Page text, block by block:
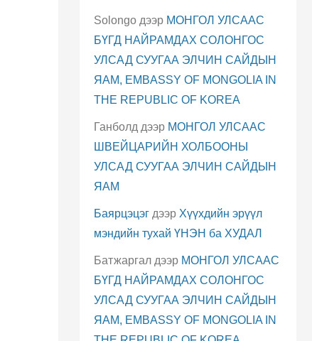
Solongoдээр МОНГОЛ УЛСААС
БҮГД НАЙРАМДАХ СОЛОНГОС
УЛСАД СУУГАА ЭЛЧИН САЙДЫН
ЯАМ, EMBASSY OF MONGOLIA IN
THE REPUBLIC OF KOREA
Ганболд дээр МОНГОЛ УЛСААС
ШВЕЙЦАРИЙН ХОЛБООНЫ
УЛСАД СУУГАА ЭЛЧИН САЙДЫН
ЯАМ
Баярцэцэгдээр Хүүхдийн эрүүл
мэндийн тухай ҮНЭН ба ХУДАЛ
Батжаргалдээр МОНГОЛ УЛСААС
БҮГД НАЙРАМДАХ СОЛОНГОС
УЛСАД СУУГАА ЭЛЧИН САЙДЫН
ЯАМ, EMBASSY OF MONGOLIA IN